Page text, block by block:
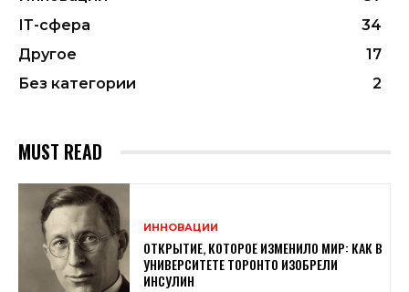
ІТ-сфера
34
Другое
17
Без категории
2
MUST READ
ИННОВАЦИИ
ОТКРЫТИЕ, КОТОРОЕ ИЗМЕНИЛО МИР: КАК В
УНИВЕРСИТЕТЕ ТОРОНТО ИЗОБРЕЛИ
ИНСУЛИН